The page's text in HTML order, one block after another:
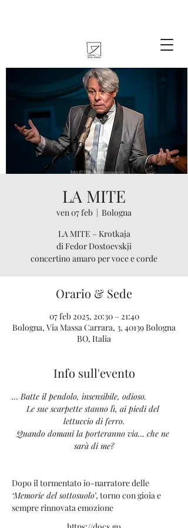
LA MITE
ven 07 feb
  |
Bologna
LA MITE – Krotkaja
di Fedor Dostoevskji
Orario & Sede
07 feb 2025, 20:30 – 21:40
Bologna, Via Massa Carrara, 3, 40139 Bologna
BO, Italia
Info sull'evento
… Batte il pendolo, insensibile, odioso.
Le sue scarpette stanno lì, ai piedi del
lettuccio di ferro.
Quando domani la porteranno via… che ne
sarà di me?
Dopo il tormentato io-narratore delle
‘Memorie del sottosuolo’, torno con gioia e
sempre rinnovata emozione